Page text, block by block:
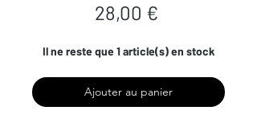
28,00 €
Il ne reste que 1 article(s) en stock
Ajouter au panier